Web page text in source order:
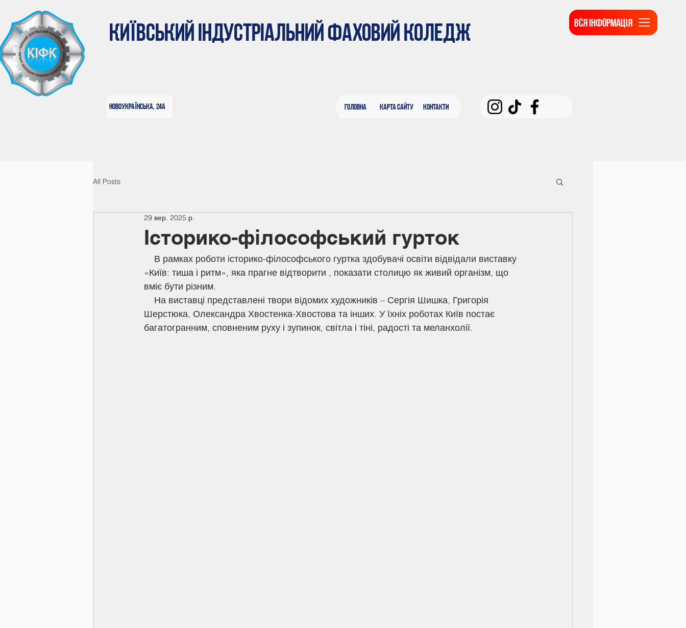
КИЇВСЬКИЙ ІНДУСТРІАЛЬНИЙ ФАХОВИЙ КОЛЕДЖ
Новоукраїнська, 24а Головна Контакти
Карта сайту
ВСЯ ІНФОРМАЦІЯ
All Posts
Історико-філософський гурток
29 вер. 2025 р.
«Київ: тиша і ритм», яка прагне відтворити , показати столицю як живий організм, що
вміє бути різним.
Шерстюка, Олександра Хвостенка-Хвостова та інших. У їхніх роботах Київ постає
багатогранним, сповненим руху і зупинок, світла і тіні, радості та меланхолії.